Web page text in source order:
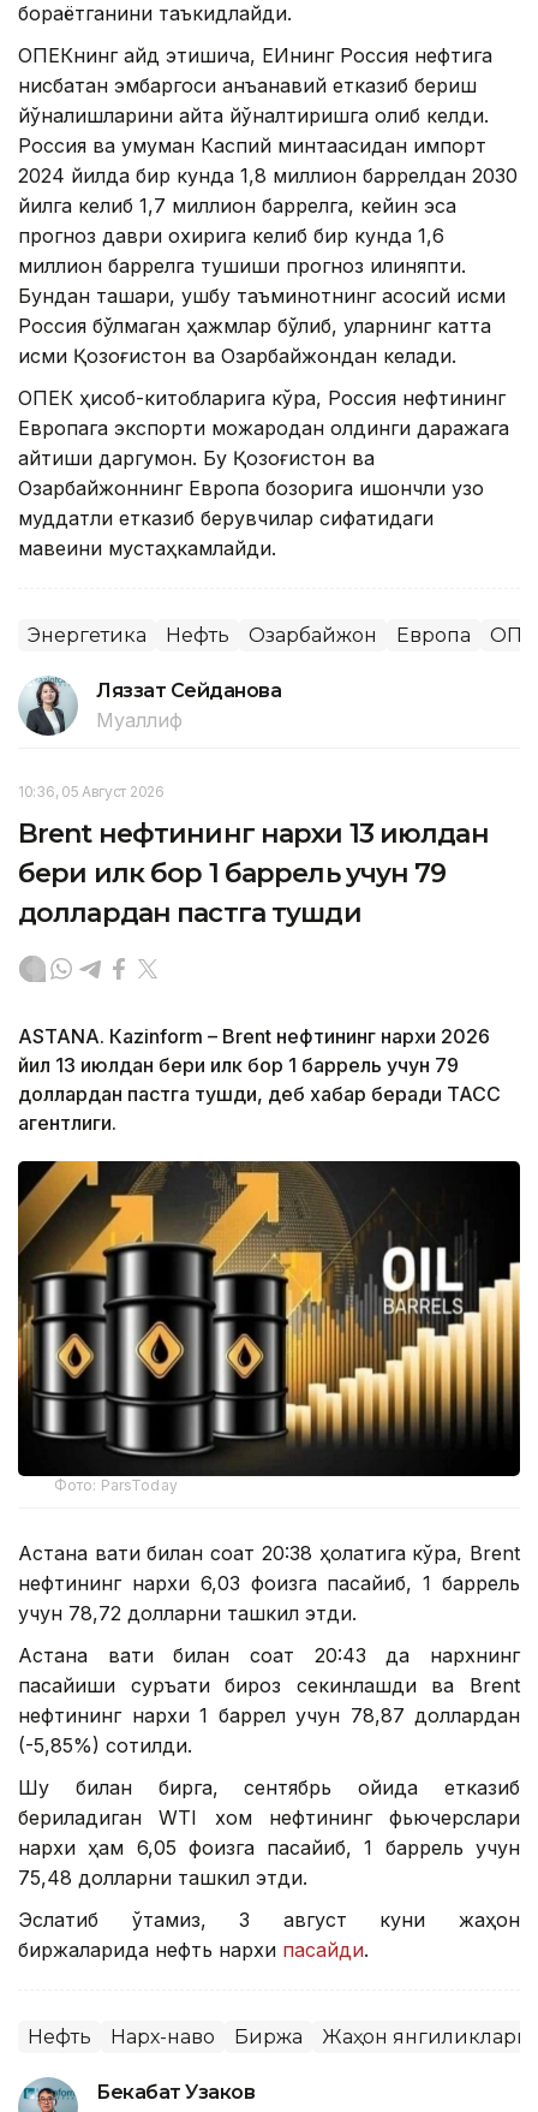
бораётганини таъкидлайди.
ОПЕКнинг қайд этишича, ЕИнинг Россия нефтига
нисбатан эмбаргоси анъанавий етказиб бериш
йўналишларини қайта йўналтиришга олиб келди.
Россия ва умуман Каспий минтақасидан импорт
2024 йилда бир кунда 1,8 миллион баррелдан 2030
йилга келиб 1,7 миллион баррелга, кейин эса
прогноз даври охирига келиб бир кунда 1,6
миллион баррелга тушиши прогноз қилиняпти.
Бундан ташқари, ушбу таъминотнинг асосий қисми
Россия бўлмаган ҳажмлар бўлиб, уларнинг катта
қисми Қозоғистон ва Озарбайжондан келади.
ОПЕК ҳисоб-китобларига кўра, Россия нефтининг
Европага экспорти можародан олдинги даражага
қайтиши даргумон. Бу Қозоғистон ва
Озарбайжоннинг Европа бозорига ишончли узоқ
муддатли етказиб берувчилар сифатидаги
мавқеини мустаҳкамлайди.
Энергетика Нефть Озарбайжон Европа
Ляззат Сейданова
Муаллиф
10:36, 05 Август 2026
Brent нефтининг нархи 13 июлдан
бери илк бор 1 баррель учун 79
доллардан пастга тушди
ASTANА. Кazinform – Brent нефтининг нархи 2026
йил 13 июлдан бери илк бор 1 баррель учун 79
доллардан пастга тушди, деб хабар беради ТАСС
агентлиги.
Фото: ParsToday
Астана вақти билан соат 20:38 ҳолатига кўра, Brent
нефтининг нархи 6,03 фоизга пасайиб, 1 баррель
учун 78,72 долларни ташкил этди.
Астана вақти билан соат 20:43 да нархнинг
пасайиши суръати бироз секинлашди ва Brent
нефтининг нархи 1 баррел учун 78,87 доллардан
(-5,85%) сотилди.
Шу билан бирга, сентябрь ойида етказиб
бериладиган WТI хом нефтининг фьючерслари
нархи ҳам 6,05 фоизга пасайиб, 1 баррель учун
75,48 долларни ташкил этди.
Эслатиб ўтамиз, 3 август куни жаҳон
биржаларида нефть нархи пасайди.
Нефть Нарх-наво Биржа Жаҳон янгиликлари
Бекабат Узаков